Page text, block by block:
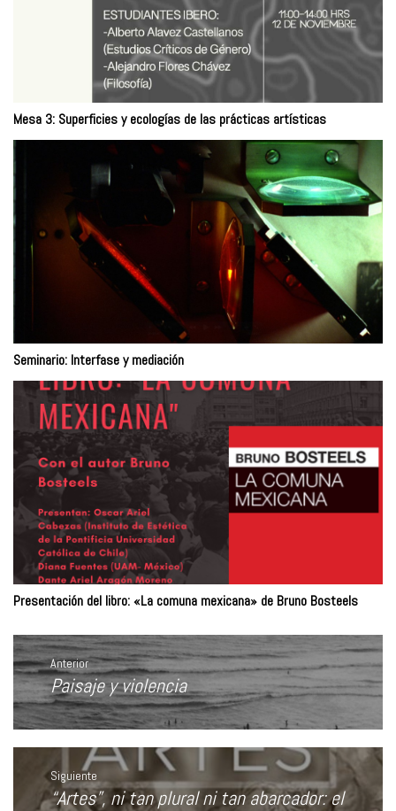
Mesa 3: Superficies y ecologías de las prácticas artísticas
Seminario: Interfase y mediación
Presentación del libro: «La comuna mexicana» de Bruno Bosteels
Navegación
de
entradas
Anterior
Entrada
anterior:
Paisaje y violencia
Siguiente
Entrada
“Artes”, ni tan plural ni tan abarcador: el